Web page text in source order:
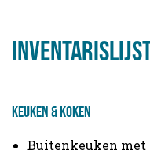
inventarislijst
Keuken & koken
Buitenkeuken met